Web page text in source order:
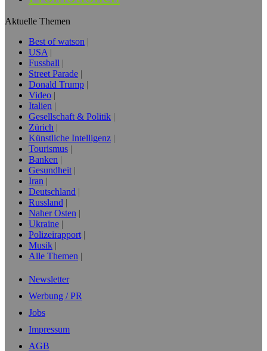
Aktuelle Themen
Best of watson
USA
Fussball
Street Parade
Donald Trump
Video
Italien
Gesellschaft & Politik
Zürich
Künstliche Intelligenz
Tourismus
Banken
Gesundheit
Iran
Deutschland
Russland
Naher Osten
Ukraine
Polizeirapport
Musik
Alle Themen
Newsletter
Werbung / PR
Jobs
Impressum
AGB